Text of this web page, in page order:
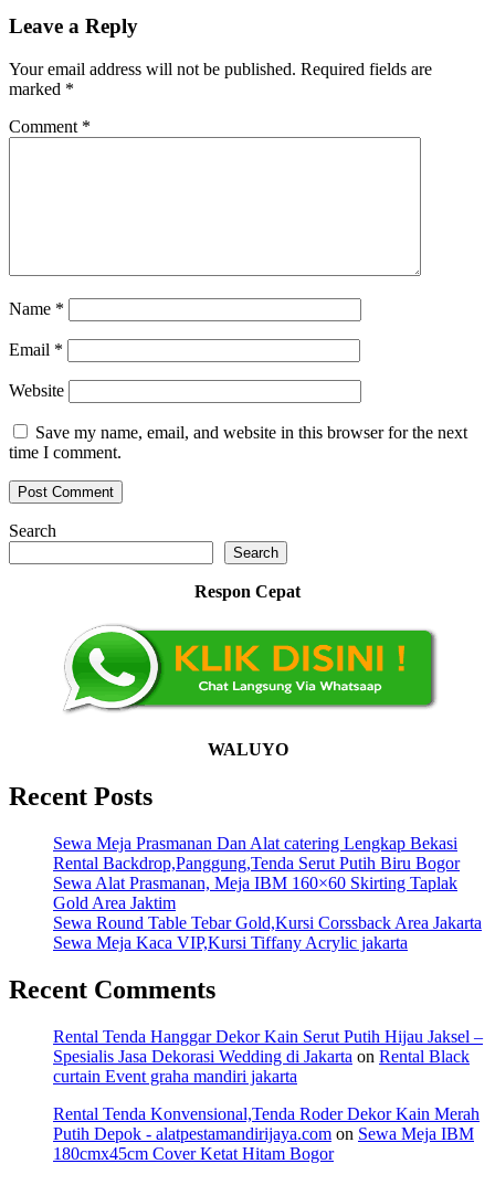
Leave a Reply
Your email address will not be published. Required fields are
marked *
Comment *
Name *
Email *
Website
Save my name, email, and website in this browser for the next
time I comment.
Search
Search
Respon Cepat
WALUYO
Recent Posts
Sewa Meja Prasmanan Dan Alat catering Lengkap Bekasi
Rental Backdrop,Panggung,Tenda Serut Putih Biru Bogor
Sewa Alat Prasmanan, Meja IBM 160×60 Skirting Taplak
Gold Area Jaktim
Sewa Round Table Tebar Gold,Kursi Corssback Area Jakarta
Sewa Meja Kaca VIP,Kursi Tiffany Acrylic jakarta
Recent Comments
Rental Tenda Hanggar Dekor Kain Serut Putih Hijau Jaksel –
Spesialis Jasa Dekorasi Wedding di Jakarta on Rental Black
curtain Event graha mandiri jakarta
Rental Tenda Konvensional,Tenda Roder Dekor Kain Merah
Putih Depok - alatpestamandirijaya.com on Sewa Meja IBM
180cmx45cm Cover Ketat Hitam Bogor